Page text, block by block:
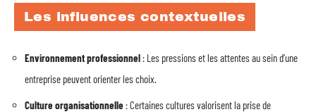
Les influences contextuelles
Environnement professionnel : Les pressions et les attentes au sein d’une
entreprise peuvent orienter les choix.
Culture organisationnelle : Certaines cultures valorisent la prise de